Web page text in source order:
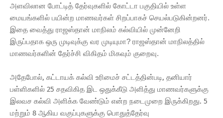
அளவிலான போட்டித் தேர்வுகளில் கோட்டா பகுதியில் உள்ள
மையங்களில் பயின்ற மாணவர்கள் சிறப்பாகச் செயல்படுகின்றனர்.
இதை வைத்து ராஜஸ்தான் மாநிலம் கல்வியில் முன்னேறி
இருப்பதாக ஒரு முடிவுக்கு வர முடியுமா? ராஜஸ்தான் மாநிலத்தில்
மாணவர்களின் தேர்ச்சி விகிதம் மிகவும் குறைவு.
அதேபோல், கட்டாயக் கல்வி உரிமைச் சட்டத்தின்படி, தனியார்
பள்ளிகளில் 25 சதவிகித இட ஒதுக்கீடு அளித்து மாணவர்களுக்கு
இலவச கல்வி அளிக்க வேண்டும் என்ற நடைமுறை இருக்கிறது. 5
மற்றும் 8 ஆகிய வகுப்புகளுக்கு பொதுத்தேர்வு